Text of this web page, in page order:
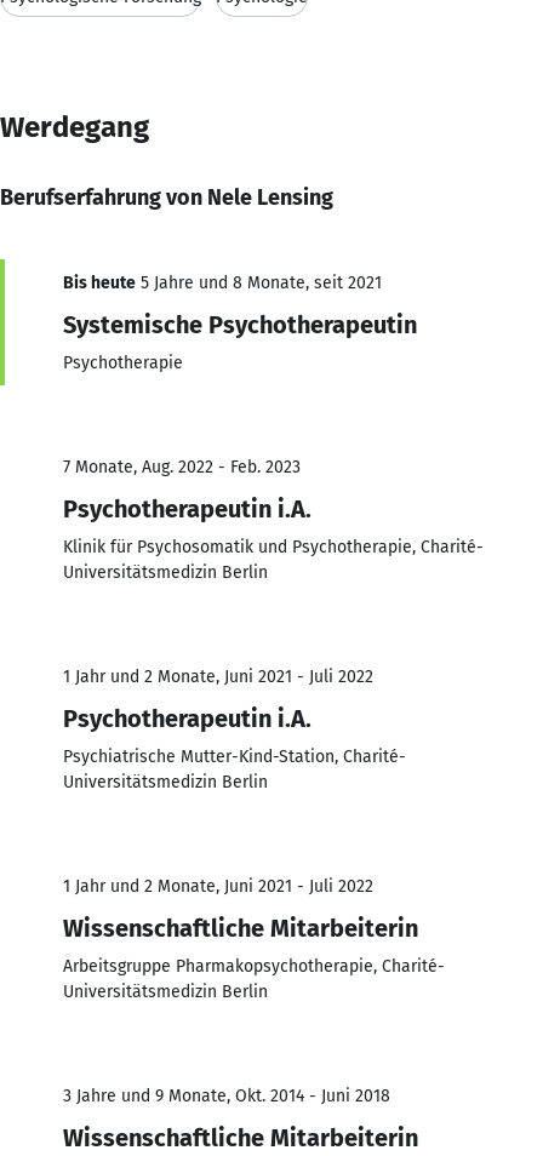
Werdegang
Berufserfahrung von Nele Lensing
Bis heute 5 Jahre und 8 Monate, seit 2021
Systemische Psychotherapeutin
Psychotherapie
7 Monate, Aug. 2022 - Feb. 2023
Psychotherapeutin i.A.
Klinik für Psychosomatik und Psychotherapie, Charité-
Universitätsmedizin Berlin
1 Jahr und 2 Monate, Juni 2021 - Juli 2022
Psychotherapeutin i.A.
Psychiatrische Mutter-Kind-Station, Charité-
Universitätsmedizin Berlin
1 Jahr und 2 Monate, Juni 2021 - Juli 2022
Wissenschaftliche Mitarbeiterin
Arbeitsgruppe Pharmakopsychotherapie, Charité-
Universitätsmedizin Berlin
3 Jahre und 9 Monate, Okt. 2014 - Juni 2018
Wissenschaftliche Mitarbeiterin